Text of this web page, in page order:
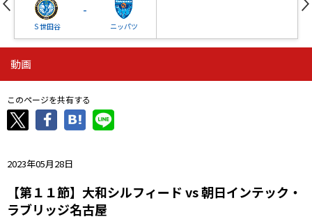
Ｓ世田谷
-
ニッパツ
ニッパツ
ニッパツ
-
石人の星
動画
このページを共有する
2023年05月28日
【第１１節】大和シルフィード vs 朝日インテック・
ラブリッジ名古屋